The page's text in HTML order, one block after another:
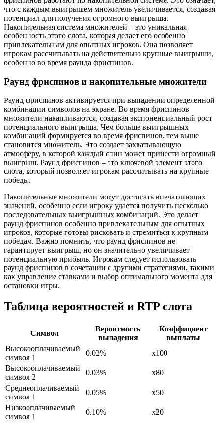
что с каждым выигрышем множитель увеличивается, создавая
потенциал для получения огромного выигрыша.
Накопительная система множителей – это уникальная
особенность этого слота, которая делает его особенно
привлекательным для опытных игроков. Она позволяет
игрокам рассчитывать на действительно крупные выигрыши,
особенно во время раунда фриспинов.
Раунд фриспинов и накопительные множители
Раунд фриспинов активируется при выпадении определенной
комбинации символов на экране. Во время фриспинов
множители накапливаются, создавая экспоненциальный рост
потенциального выигрыша. Чем больше выигрышных
комбинаций формируется во время фриспинов, тем выше
становится множитель. Это создает захватывающую
атмосферу, в которой каждый спин может принести огромный
выигрыш. Раунд фриспинов – это ключевой элемент этого
слота, который позволяет игрокам рассчитывать на крупные
победы.
Накопительные множители могут достигать впечатляющих
значений, особенно если игроку удается получить несколько
последовательных выигрышных комбинаций. Это делает
раунд фриспинов особенно привлекательным для опытных
игроков, которые готовы рисковать и стремиться к крупным
победам. Важно помнить, что раунд фриспинов не
гарантирует выигрыш, но он значительно увеличивает
потенциальную прибыль. Игрокам следует использовать
раунд фриспинов в сочетании с другими стратегиями, такими
как управление ставками и выбор оптимального момента для
остановки игры.
Таблица вероятностей и RTP слота
Символ
Вероятность
выпадения
Коэффициент
выплаты
Высокооплачиваемый
символ 1
0.02%
x100
Высокооплачиваемый
символ 2
0.03%
x80
Среднеоплачиваемый
символ 1
0.05%
x50
Низкооплачиваемый
символ 1
0.10% x20